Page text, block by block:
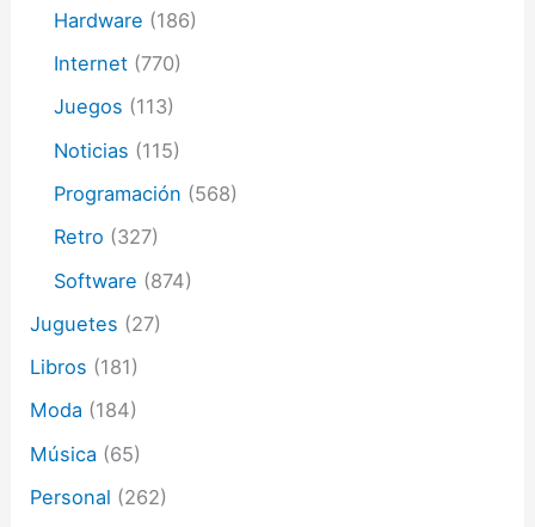
Hardware (186)
Internet (770)
Juegos (113)
Noticias (115)
Programación (568)
Retro (327)
Software (874)
Juguetes (27)
Libros (181)
Moda (184)
Música (65)
Personal (262)